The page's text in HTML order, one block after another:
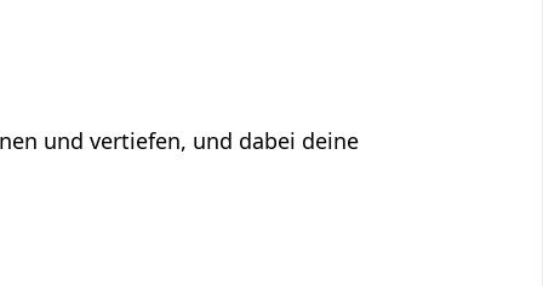
und vertiefen, und dabei deine